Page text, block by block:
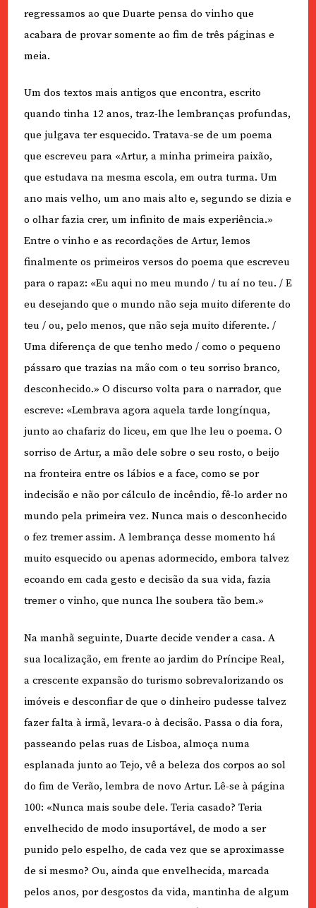
regressamos ao que Duarte pensa do vinho que
acabara de provar somente ao fim de três páginas e
meia.
Um dos textos mais antigos que encontra, escrito
quando tinha 12 anos, traz-lhe lembranças profundas,
que julgava ter esquecido. Tratava-se de um poema
que escreveu para «Artur, a minha primeira paixão,
que estudava na mesma escola, em outra turma. Um
ano mais velho, um ano mais alto e, segundo se dizia e
o olhar fazia crer, um infinito de mais experiência.»
Entre o vinho e as recordações de Artur, lemos
finalmente os primeiros versos do poema que escreveu
para o rapaz: «Eu aqui no meu mundo / tu aí no teu. / E
eu desejando que o mundo não seja muito diferente do
teu / ou, pelo menos, que não seja muito diferente. /
Uma diferença de que tenho medo / como o pequeno
pássaro que trazias na mão com o teu sorriso branco,
desconhecido.» O discurso volta para o narrador, que
escreve: «Lembrava agora aquela tarde longínqua,
junto ao chafariz do liceu, em que lhe leu o poema. O
sorriso de Artur, a mão dele sobre o seu rosto, o beijo
na fronteira entre os lábios e a face, como se por
indecisão e não por cálculo de incêndio, fê-lo arder no
mundo pela primeira vez. Nunca mais o desconhecido
o fez tremer assim. A lembrança desse momento há
muito esquecido ou apenas adormecido, embora talvez
ecoando em cada gesto e decisão da sua vida, fazia
tremer o vinho, que nunca lhe soubera tão bem.»
Na manhã seguinte, Duarte decide vender a casa. A
sua localização, em frente ao jardim do Príncipe Real,
a crescente expansão do turismo sobrevalorizando os
imóveis e desconfiar de que o dinheiro pudesse talvez
fazer falta à irmã, levara-o à decisão. Passa o dia fora,
passeando pelas ruas de Lisboa, almoça numa
esplanada junto ao Tejo, vê a beleza dos corpos ao sol
do fim de Verão, lembra de novo Artur. Lê-se à página
100: «Nunca mais soube dele. Teria casado? Teria
envelhecido de modo insuportável, de modo a ser
punido pelo espelho, de cada vez que se aproximasse
de si mesmo? Ou, ainda que envelhecida, marcada
pelos anos, por desgostos da vida, mantinha de algum